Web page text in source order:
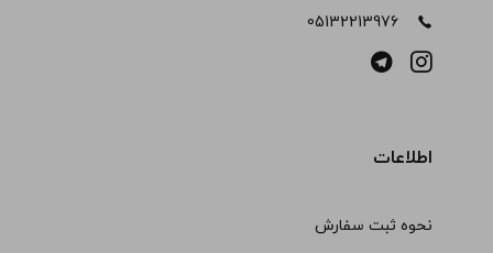
05132213976
اطلاعات
نحوه ثبت سفارش